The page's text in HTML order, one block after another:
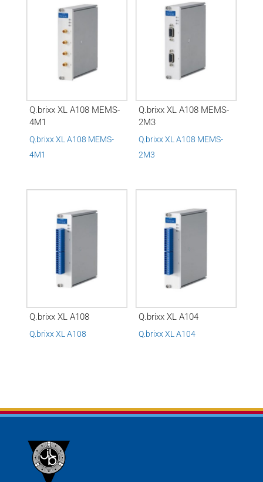
Q.brixx XL A108 MEMS-
4M1
Q.brixx XL A108 MEMS-
4M1
Q.brixx XL A108 MEMS-
2M3
Q.brixx XL A108 MEMS-
2M3
Q.brixx XL A108
Q.brixx XL A108
Q.brixx XL A104
Q.brixx XL A104